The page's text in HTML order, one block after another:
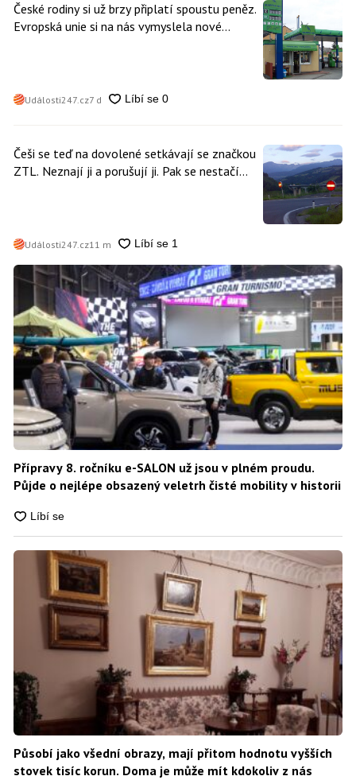
České rodiny si už brzy připlatí spoustu peněz.
Evropská unie si na nás vymyslela nové
Události247.cz7 d
Češi se teď na dovolené setkávají se značkou
ZTL. Neznají ji a porušují ji. Pak se nestačí
Události247.cz11 m
Přípravy 8. ročníku e-SALON už jsou v plném proudu.
Půjde o nejlépe obsazený veletrh čisté mobility v historii
Působí jako všední obrazy, mají přitom hodnotu vyšších
stovek tisíc korun. Doma je může mít kdokoliv z nás